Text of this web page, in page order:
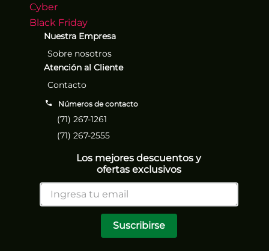
Cyber
Black Friday
Nuestra Empresa
Sobre nosotros
Atención al Cliente
Contacto
Números de contacto
(71) 267-1261
(71) 267-2555
Los mejores descuentos y
ofertas exclusivos
Suscribirse